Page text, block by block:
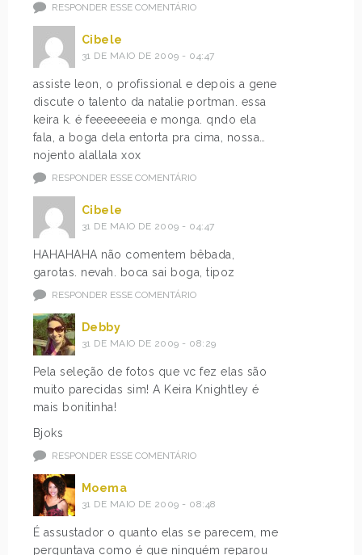
RESPONDER ESSE COMENTÁRIO
Cibele
31 DE MAIO DE 2009 - 04:47
assiste leon, o profissional e depois a gene
discute o talento da natalie portman. essa
keira k. é feeeeeeeia e monga. qndo ela
fala, a boga dela entorta pra cima, nossa…
nojento alallala xox
RESPONDER ESSE COMENTÁRIO
Cibele
31 DE MAIO DE 2009 - 04:47
HAHAHAHA não comentem bêbada,
garotas. nevah. boca sai boga, tipoz
RESPONDER ESSE COMENTÁRIO
Debby
31 DE MAIO DE 2009 - 08:29
Pela seleção de fotos que vc fez elas são
muito parecidas sim! A Keira Knightley é
mais bonitinha!
Bjoks
RESPONDER ESSE COMENTÁRIO
Moema
31 DE MAIO DE 2009 - 08:48
É assustador o quanto elas se parecem, me
perguntava como é que ninguém reparou